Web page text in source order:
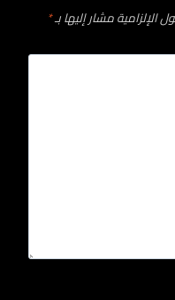
الإلزامية مشار إليها بـ*